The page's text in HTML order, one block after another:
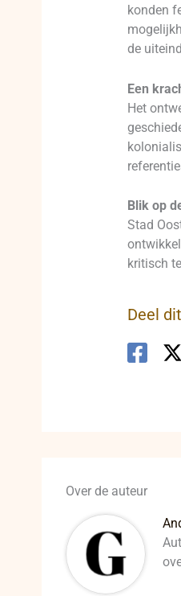
konden
de
Een
Het
Blik op
Stad
kritisch
Deel
Over de auteur